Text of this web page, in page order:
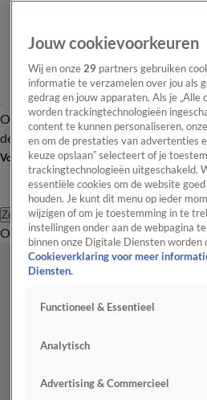
OverzichtAfleveringen Entertainment
de redactieNieuwsbrief
Volg Shownieuws
Zoeken
OverzichtEntertainment
Jouw cookievoorkeuren
Wij en onze 29 partners gebruiken
informatie te verzamelen over jou als
gedrag en jouw apparaten. Als je „Alle
worden trackingtechnologieën
content te kunnen personaliseren,
en om de prestaties van advertenties
keuze opslaan” selecteert of je
trackingtechnologieën uitgeschakeld.
essentiële cookies om de website
houden. Je kunt dit menu op ieder
wijzigen of om je toestemming in te
instellingen onder aan de webpagina
binnen onze Digitale Diensten worden
Cookieverklaring voor meer
Diensten.
Functioneel & Essentieel
Analytisch
Advertising & Commercieel